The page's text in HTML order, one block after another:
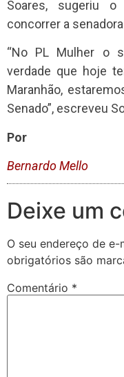
Soares, sugeriu o
concorrer a
“No PL Mulher o
verdade que hoje
Maranhão,
Senado”, escreveu
Por
Bernardo Mello
Deixe um
O seu endereço de
obrigatórios são
Comentário *